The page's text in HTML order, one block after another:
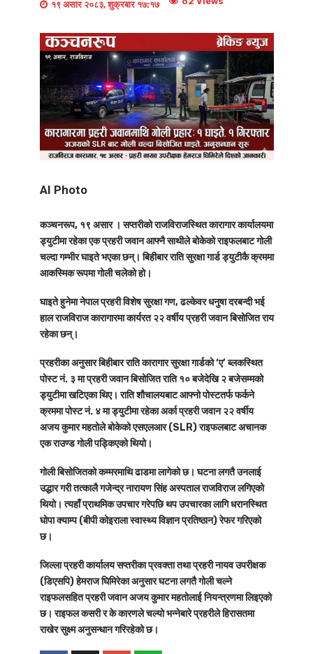
१९ असार २०८३, शुक्रबार १७:१७
AI Photo
कञ्चनरूप, १९ असार ।सप्तरीको राजविराजस्थित कारागार कार्यालयमा
ड्युटीमा रहेका एक प्रहरी जवान आफ्नै साथीले बोकेको राइफलबाट गोली
चल्दा गम्भीर घाइते भएका छन्। बिहीबार राति सुरक्षा गार्ड ड्युटीकै क्रममा
आकस्मिक रूपमा गोली चलेको हो।
घाइते हुनेमा नेपाल प्रहरी विशेष सुरक्षा गण, ढल्केवर धनुषा दरबन्दी भई
हाल राजविराज कारागारमा कार्यरत २२ वर्षीय प्रहरी जवान बिसोजित राय
रहेका छन्।
प्रहरीका अनुसार बिहीबार राति कारागार सुरक्षा गार्डको ‘ए’ ब्लकस्थित
पोस्ट नं. ३ मा प्रहरी जवान बिसोजित राति १० बजेदेखि २ बजेसम्मको
ड्युटीमा खटिएका थिए। राति शौचालयबाट आफ्नो पोस्टतर्फ फर्कने
क्रममा पोस्ट नं. ४ मा ड्युटीमा रहेका अर्का प्रहरी जवान २२ वर्षीय
अजय कुमार महतोले बोकेको एसएलआर (SLR) राइफलबाट अचानक
एक राउण्ड गोली पड्किएको थियो।
गोली बिसोजितको कम्मरमाथि ढाडमा लागेको छ। घटना लगतै उनलाई
उद्धार गरी तत्कालै गजेन्द्र नारायण सिंह अस्पताल राजविराज लगिएको
थियो। त्यहाँ प्राथमिक उपचार गरेपछि थप उपचारका लागि धरानस्थित
घोपा क्याम्प (बीपी कोइराला स्वास्थ्य विज्ञान प्रतिष्ठान) रेफर गरिएको
छ।
जिल्ला प्रहरी कार्यालय सप्तरीका प्रवक्ता तथा प्रहरी नायव उपरीक्षक
(डिएसपि) हेमराज घिमिरेका अनुसार घटना लगतै गोली चल्ने
राइफलसहित प्रहरी जवान अजय कुमार महतोलाई नियन्त्रणमा लिइएको
छ। राइफल कसरी र के कारणले चल्यो भन्नेबारे प्रहरीले हिरासतमा
राखेर सुक्ष्म अनुसन्धान गरिरहेको छ।